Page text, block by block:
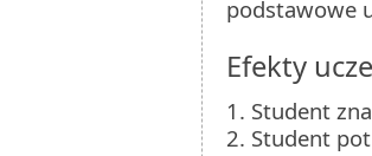
podstawowe
Efekty
1. Student
2. Student